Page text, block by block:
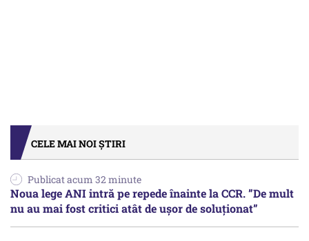
CELE MAI NOI ȘTIRI
Publicat acum 32 minute
Noua lege ANI intră pe repede înainte la CCR. ”De mult
nu au mai fost critici atât de ușor de soluționat”